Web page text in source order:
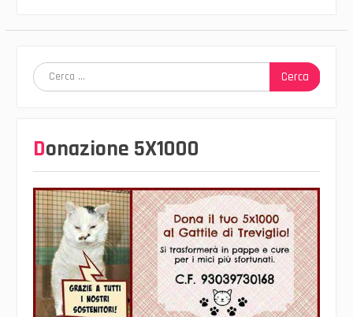
Ricerca
per:
Donazione 5X1000